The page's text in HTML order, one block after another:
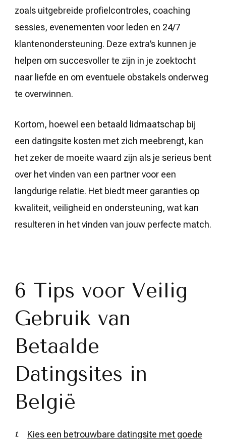
zoals uitgebreide profielcontroles, coaching
sessies, evenementen voor leden en 24/7
klantenondersteuning. Deze extra’s kunnen je
helpen om succesvoller te zijn in je zoektocht
naar liefde en om eventuele obstakels onderweg
te overwinnen.
Kortom, hoewel een betaald lidmaatschap bij
een datingsite kosten met zich meebrengt, kan
het zeker de moeite waard zijn als je serieus bent
over het vinden van een partner voor een
langdurige relatie. Het biedt meer garanties op
kwaliteit, veiligheid en ondersteuning, wat kan
resulteren in het vinden van jouw perfecte match.
6 Tips voor Veilig
Gebruik van
Betaalde
Datingsites in
België
Kies een betrouwbare datingsite met goede